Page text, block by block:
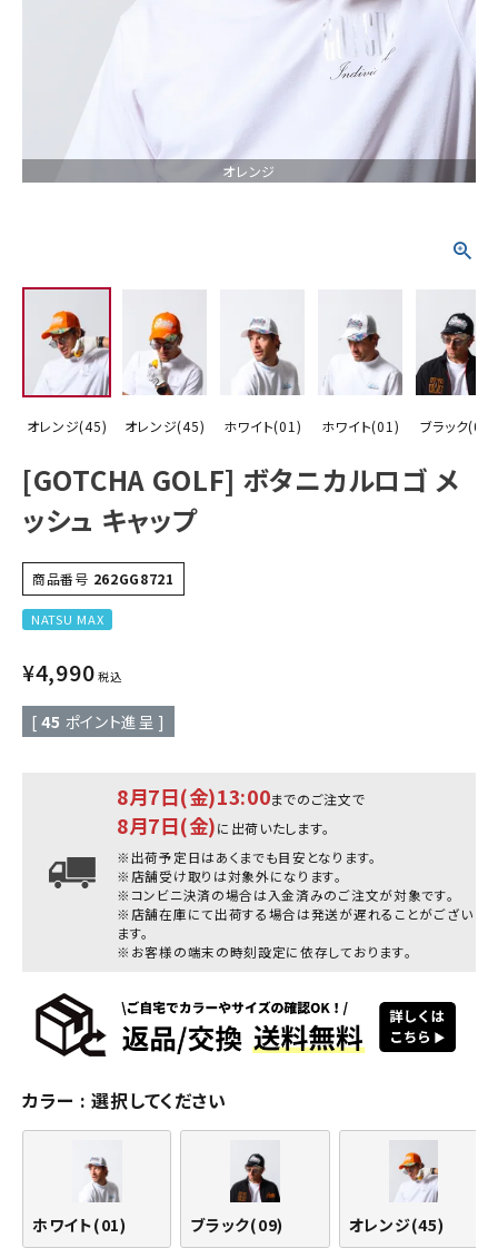
詳しい条件から探す
オレンジ
オレンジ(45) オレンジ(45) ホワイト(01) ホワイト(01) ブラック(09)
[GOTCHA GOLF] ボタニカルロゴ メ
ッシュ キャップ
商品番号 262GG8721
NATSU MAX
¥4,990 税込
[ 45 ポイント進呈 ]
8月7日(金)13:00までのご注文で
8月7日(金)に出荷いたします。
※出荷予定日はあくまでも目安となります。
※店舗受け取りは対象外になります。
※コンビニ決済の場合は入金済みのご注文が対象です。
※店舗在庫にて出荷する場合は発送が遅れることがござい
ます。
※お客様の端末の時刻設定に依存しております。
カラー 選択してください
ホワイト(01) ブラック(09) オレンジ(45)